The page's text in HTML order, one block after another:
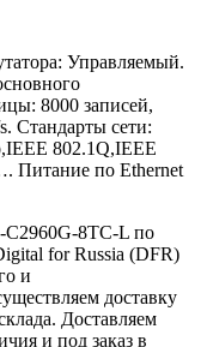
Управляемый.
8000 записей,
Стандарты сети:
802.1Q,IEEE
Питание по Ethernet
C2960G-8TC-L по
for Russia (DFR)
и
доставку
Доставляем
и под заказ в